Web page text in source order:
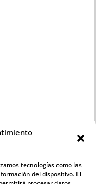
tecnologías como las
del dispositivo. El